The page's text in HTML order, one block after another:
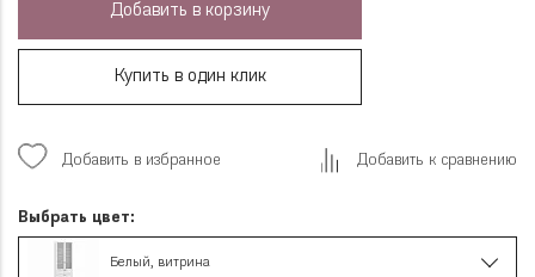
Добавить в корзину
Купить в один клик
Добавить в избранное Добавить к сравнению
Выбрать цвет:
Белый, витрина